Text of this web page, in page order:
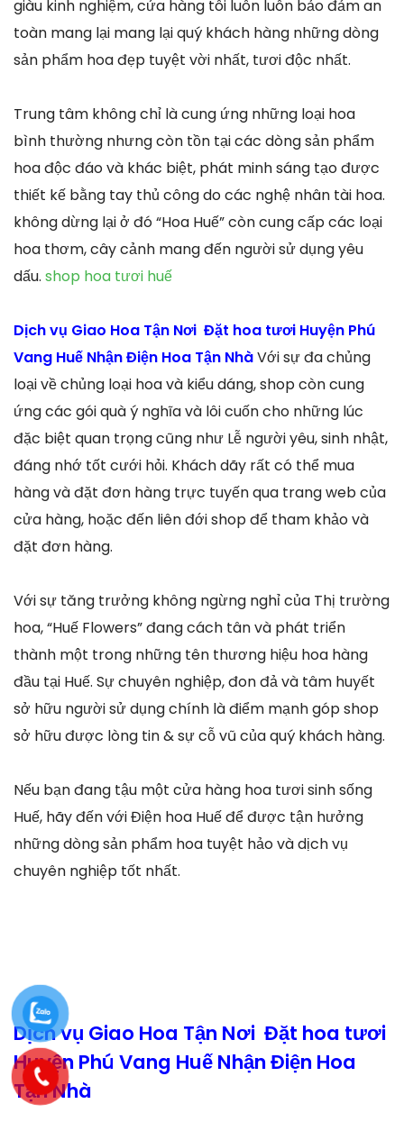
giàu kinh nghiệm, cửa hàng tôi luôn luôn bảo đảm an
toàn mang lại mang lại quý khách hàng những dòng
sản phẩm hoa đẹp tuyệt vời nhất, tươi độc nhất.
Trung tâm không chỉ là cung ứng những loại hoa
bình thường nhưng còn tồn tại các dòng sản phẩm
hoa độc đáo và khác biệt, phát minh sáng tạo được
thiết kế bằng tay thủ công do các nghệ nhân tài hoa.
không dừng lại ở đó “Hoa Huế” còn cung cấp các loại
hoa thơm, cây cảnh mang đến người sử dụng yêu
dấu. shop hoa tươi huế
Dịch vụ Giao Hoa Tận Nơi Đặt hoa tươi Huyện Phú
Vang Huế Nhận Điện Hoa Tận NhàVới sự đa chủng
loại về chủng loại hoa và kiểu dáng, shop còn cung
ứng các gói quà ý nghĩa và lôi cuốn cho những lúc
đặc biệt quan trọng cũng như Lễ người yêu, sinh nhật,
đáng nhớ tốt cưới hỏi. Khách dãy rất có thể mua
hàng và đặt đơn hàng trực tuyến qua trang web của
cửa hàng, hoặc đến liên đới shop để tham khảo và
đặt đơn hàng.
Với sự tăng trưởng không ngừng nghỉ của Thị trường
hoa, “Huế Flowers” đang cách tân và phát triển
thành một trong những tên thương hiệu hoa hàng
đầu tại Huế. Sự chuyên nghiệp, đon đả và tâm huyết
sở hữu người sử dụng chính là điểm mạnh góp shop
sở hữu được lòng tin & sự cỗ vũ của quý khách hàng.
Nếu bạn đang tậu một cửa hàng hoa tươi sinh sống
Huế, hãy đến với Điện hoa Huế để được tận hưởng
những dòng sản phẩm hoa tuyệt hảo và dịch vụ
chuyên nghiệp tốt nhất.
Dịch vụ Giao Hoa Tận Nơi Đặt hoa tươi
Huyện Phú Vang Huế Nhận Điện Hoa
Tận Nhà